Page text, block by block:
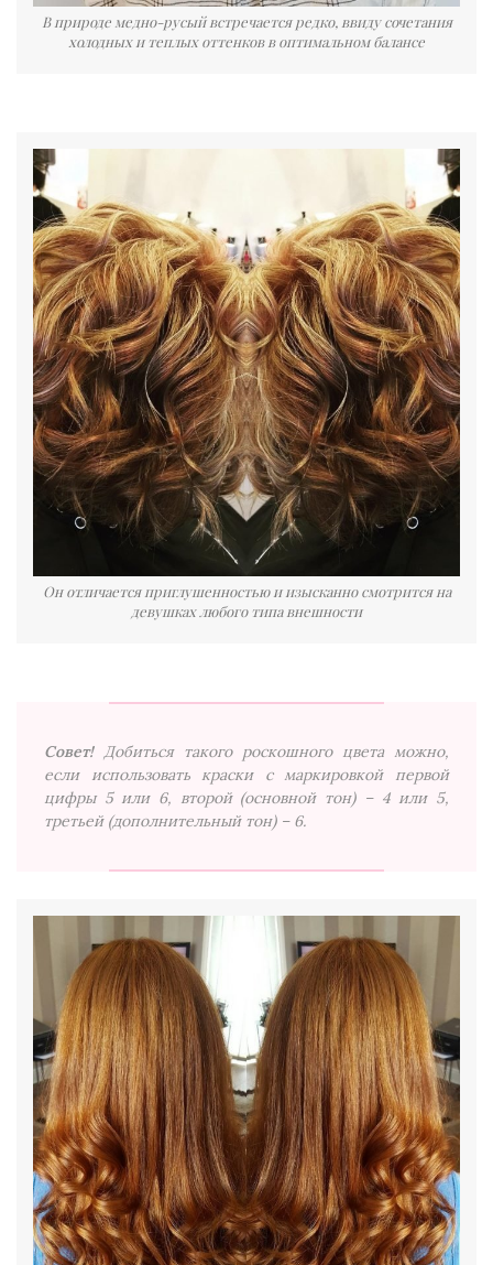
В природе медно-русый встречается редко, ввиду сочетания
холодных и теплых оттенков в оптимальном балансе
Он отличается приглушенностью и изысканно смотрится на
девушках любого типа внешности
Совет! Добиться такого роскошного цвета можно,
если использовать краски с маркировкой первой
цифры 5 или 6, второй (основной тон) – 4 или 5,
третьей (дополнительный тон) – 6.